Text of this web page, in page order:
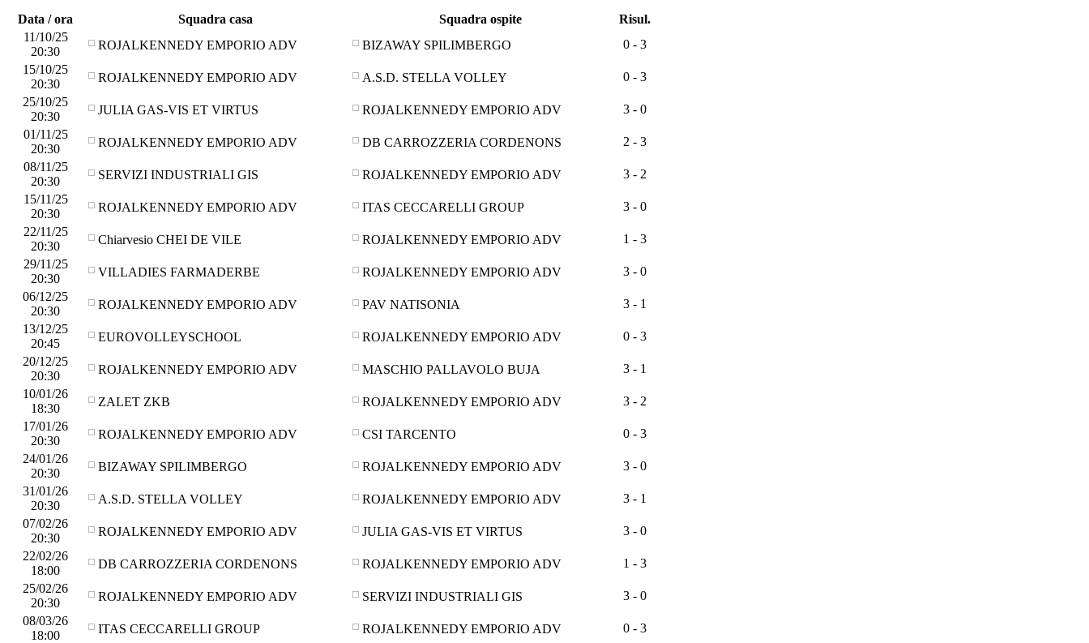
Data / ora Squadra casa Squadra ospite
Risul.
11/10/25
20:30
ROJALKENNEDY EMPORIO ADV BIZAWAY SPILIMBERGO
0 - 3
15/10/25
20:30
ROJALKENNEDY EMPORIO ADV A.S.D. STELLA VOLLEY
0 - 3
25/10/25
20:30
JULIA GAS-VIS ET VIRTUS ROJALKENNEDY EMPORIO ADV
3 - 0
01/11/25
20:30
ROJALKENNEDY EMPORIO ADV DB CARROZZERIA CORDENONS
2 - 3
08/11/25
20:30
SERVIZI INDUSTRIALI GIS ROJALKENNEDY EMPORIO ADV
3 - 2
15/11/25
20:30
ROJALKENNEDY EMPORIO ADV ITAS CECCARELLI GROUP
3 - 0
22/11/25
20:30
Chiarvesio CHEI DE VILE ROJALKENNEDY EMPORIO ADV
1 - 3
29/11/25
20:30
VILLADIES FARMADERBE ROJALKENNEDY EMPORIO ADV
3 - 0
06/12/25
20:30
ROJALKENNEDY EMPORIO ADV PAV NATISONIA
3 - 1
13/12/25
20:45
EUROVOLLEYSCHOOL ROJALKENNEDY EMPORIO ADV
0 - 3
20/12/25
20:30
ROJALKENNEDY EMPORIO ADV MASCHIO PALLAVOLO BUJA
3 - 1
10/01/26
18:30
ZALET ZKB ROJALKENNEDY EMPORIO ADV
3 - 2
17/01/26
20:30
ROJALKENNEDY EMPORIO ADV CSI TARCENTO
0 - 3
24/01/26
20:30
BIZAWAY SPILIMBERGO ROJALKENNEDY EMPORIO ADV
3 - 0
31/01/26
20:30
A.S.D. STELLA VOLLEY ROJALKENNEDY EMPORIO ADV
3 - 1
07/02/26
20:30
ROJALKENNEDY EMPORIO ADV JULIA GAS-VIS ET VIRTUS
3 - 0
22/02/26
18:00
DB CARROZZERIA CORDENONS ROJALKENNEDY EMPORIO ADV
1 - 3
25/02/26
20:30
ROJALKENNEDY EMPORIO ADV SERVIZI INDUSTRIALI GIS
3 - 0
08/03/26
18:00
ITAS CECCARELLI GROUP ROJALKENNEDY EMPORIO ADV
0 - 3